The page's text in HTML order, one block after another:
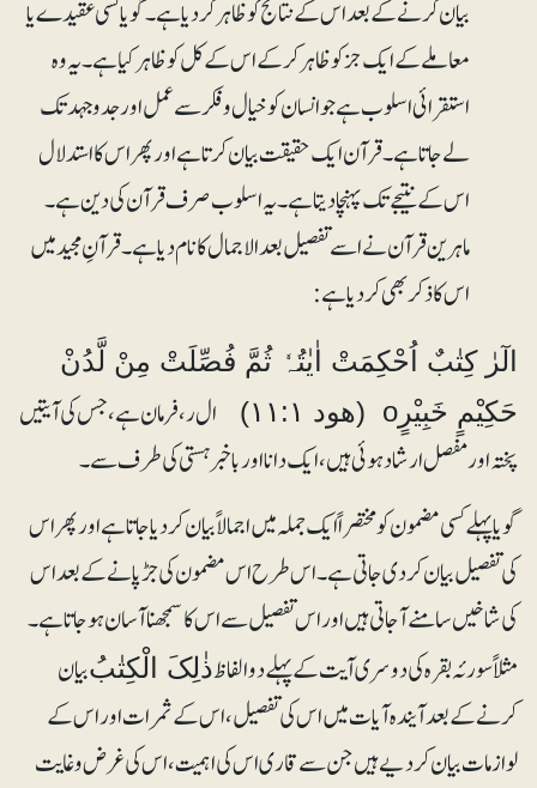
بیان کرنے کے بعد اس کے نتائج کو ظاہر کردیا ہے۔ گویا کسی عقیدے یا
معاملے کے ایک جز کو ظاہر کر کے اس کے کل کو ظاہر کیا ہے۔ یہ وہ
استقرائی اسلوب ہے جو انسان کو خیال وفکر سے عمل اور جدوجہد تک
لے جاتا ہے۔ قرآن ایک حقیقت بیان کرتا ہے اور پھر اس کا استدلال
اس کے نتیجے تک پہنچا دیتا ہے۔ یہ اسلوب صرف قرآن کی دین ہے۔
ماہرین قرآن نے اسے تفصیل بعد الاجمال کا نام دیا ہے۔ قرآنِ مجید میں
اس کا ذکر بھی کر دیا ہے:
الٓرٰ کِتٰبٌ اُحْکِمَتْ اٰیٰتُہٗ ثُمَّ فُصِّلَتْ مِنْ لَّدُنْ
حَکِیْمٍ خَبِیْرٍo (ھود ۱۱:۱)
ا ل ر، فرمان ہے، جس کی آیتیں
پختہ اور مفصل ارشاد ہوئی ہیں، ایک دانا اور باخبر ہستی کی طرف سے۔
گویا پہلے کسی مضمون کو مختصراً ایک جملہ میں اجمالاً بیان کر دیا جاتا ہے اور پھر اس
کی تفصیل بیان کردی جاتی ہے۔ اس طرح اس مضمون کی جڑ پانے کے بعد اس
کی شاخیں سامنے آجاتی ہیں اور اس تفصیل سے اس کا سمجھنا آسان ہوجاتا ہے۔
مثلاً سورئہ بقرہ کی دوسری آیت کے پہلے دو الفاظذٰلِکَ الْکِتٰبُبیان
کرنے کے بعد آیندہ آیات میں اس کی تفصیل، اس کے ثمرات اور اس کے
لوازمات بیان کردیے ہیں جن سے قاری اس کی اہمیت، اس کی غرض و غایت